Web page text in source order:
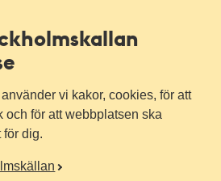
vi kakor, cookies, för att
och för att webbplatsen ska
för dig.